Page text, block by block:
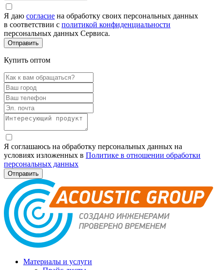
Я даю согласие на обработку своих персональных данных
в соответствии с политикой конфиденциальности
персональных данных Сервиса.
Купить оптом
Я соглашаюсь на обработку персональных данных на
условиях изложенных в Политике в отношении обработки
персональных данных
Материалы и услуги